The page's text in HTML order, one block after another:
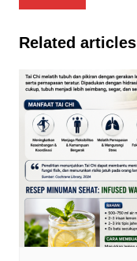
pos
Related articles